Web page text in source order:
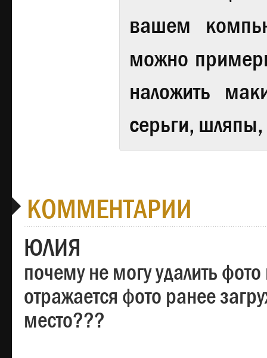
вашем
можно
наложить
серьги,
КОММЕНТАРИИ
ЮЛИЯ
почему не могу удалить
отражается фото ранее
место???